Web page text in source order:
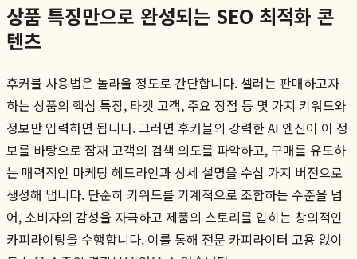
상품 특징만으로 완성되는 SEO 최적화 콘
텐츠
후커블 사용법은 놀라울 정도로 간단합니다. 셀러는 판매하고자
하는 상품의 핵심 특징, 타겟 고객, 주요 장점 등 몇 가지 키워드와
정보만 입력하면 됩니다. 그러면 후커블의 강력한 AI 엔진이 이 정
보를 바탕으로 잠재 고객의 검색 의도를 파악하고, 구매를 유도하
는 매력적인 마케팅 헤드라인과 상세 설명을 수십 가지 버전으로
생성해 냅니다. 단순히 키워드를 기계적으로 조합하는 수준을 넘
어, 소비자의 감성을 자극하고 제품의 스토리를 입히는 창의적인
카피라이팅을 수행합니다. 이를 통해 전문 카피라이터 고용 없이